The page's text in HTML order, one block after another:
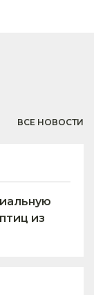
ВСЕ НОВОСТИ
из